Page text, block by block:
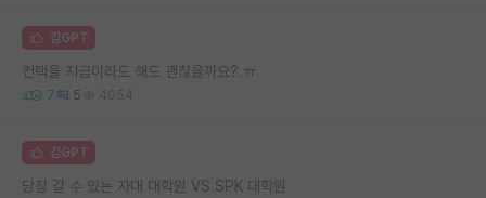
김GPT
컨택을 지금이라도 해도 괜찮을까요?.ㅠ
7 5 4054
김GPT
당장 갈 수 있는 자대 대학원 VS SPK 대학원